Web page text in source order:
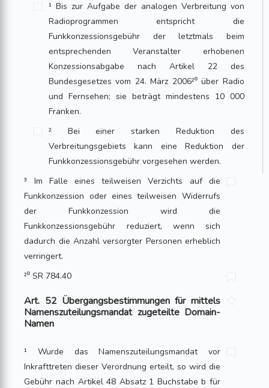
¹ Bis zur Aufgabe der analogen Verbreitung von
Radioprogrammen entspricht die
Funkkonzessionsgebühr der letztmals beim
entsprechenden Veranstalter erhobenen
Konzessionsabgabe nach Artikel 22 des
Bundesgesetzes vom 24. März 2006²⁰ über Radio
und Fernsehen; sie beträgt mindestens 10 000
Franken.
² Bei einer starken Reduktion des
Verbreitungsgebiets kann eine Reduktion der
Funkkonzessionsgebühr vorgesehen werden.
³ Im Falle eines teilweisen Verzichts auf die
Funkkonzession oder eines teilweisen Widerrufs
der Funkkonzession wird die
Funkkonzessionsgebühr reduziert, wenn sich
dadurch die Anzahl versorgter Personen erheblich
verringert.
²⁰ SR 784.40
Art. 52 Übergangsbestimmungen für mittels
Namenszuteilungsmandat zugeteilte Domain-
Namen
¹ Wurde das Namenszuteilungsmandat vor
Inkrafttreten dieser Verordnung erteilt, so wird die
Gebühr nach Artikel 48 Absatz 1 Buchstabe b für